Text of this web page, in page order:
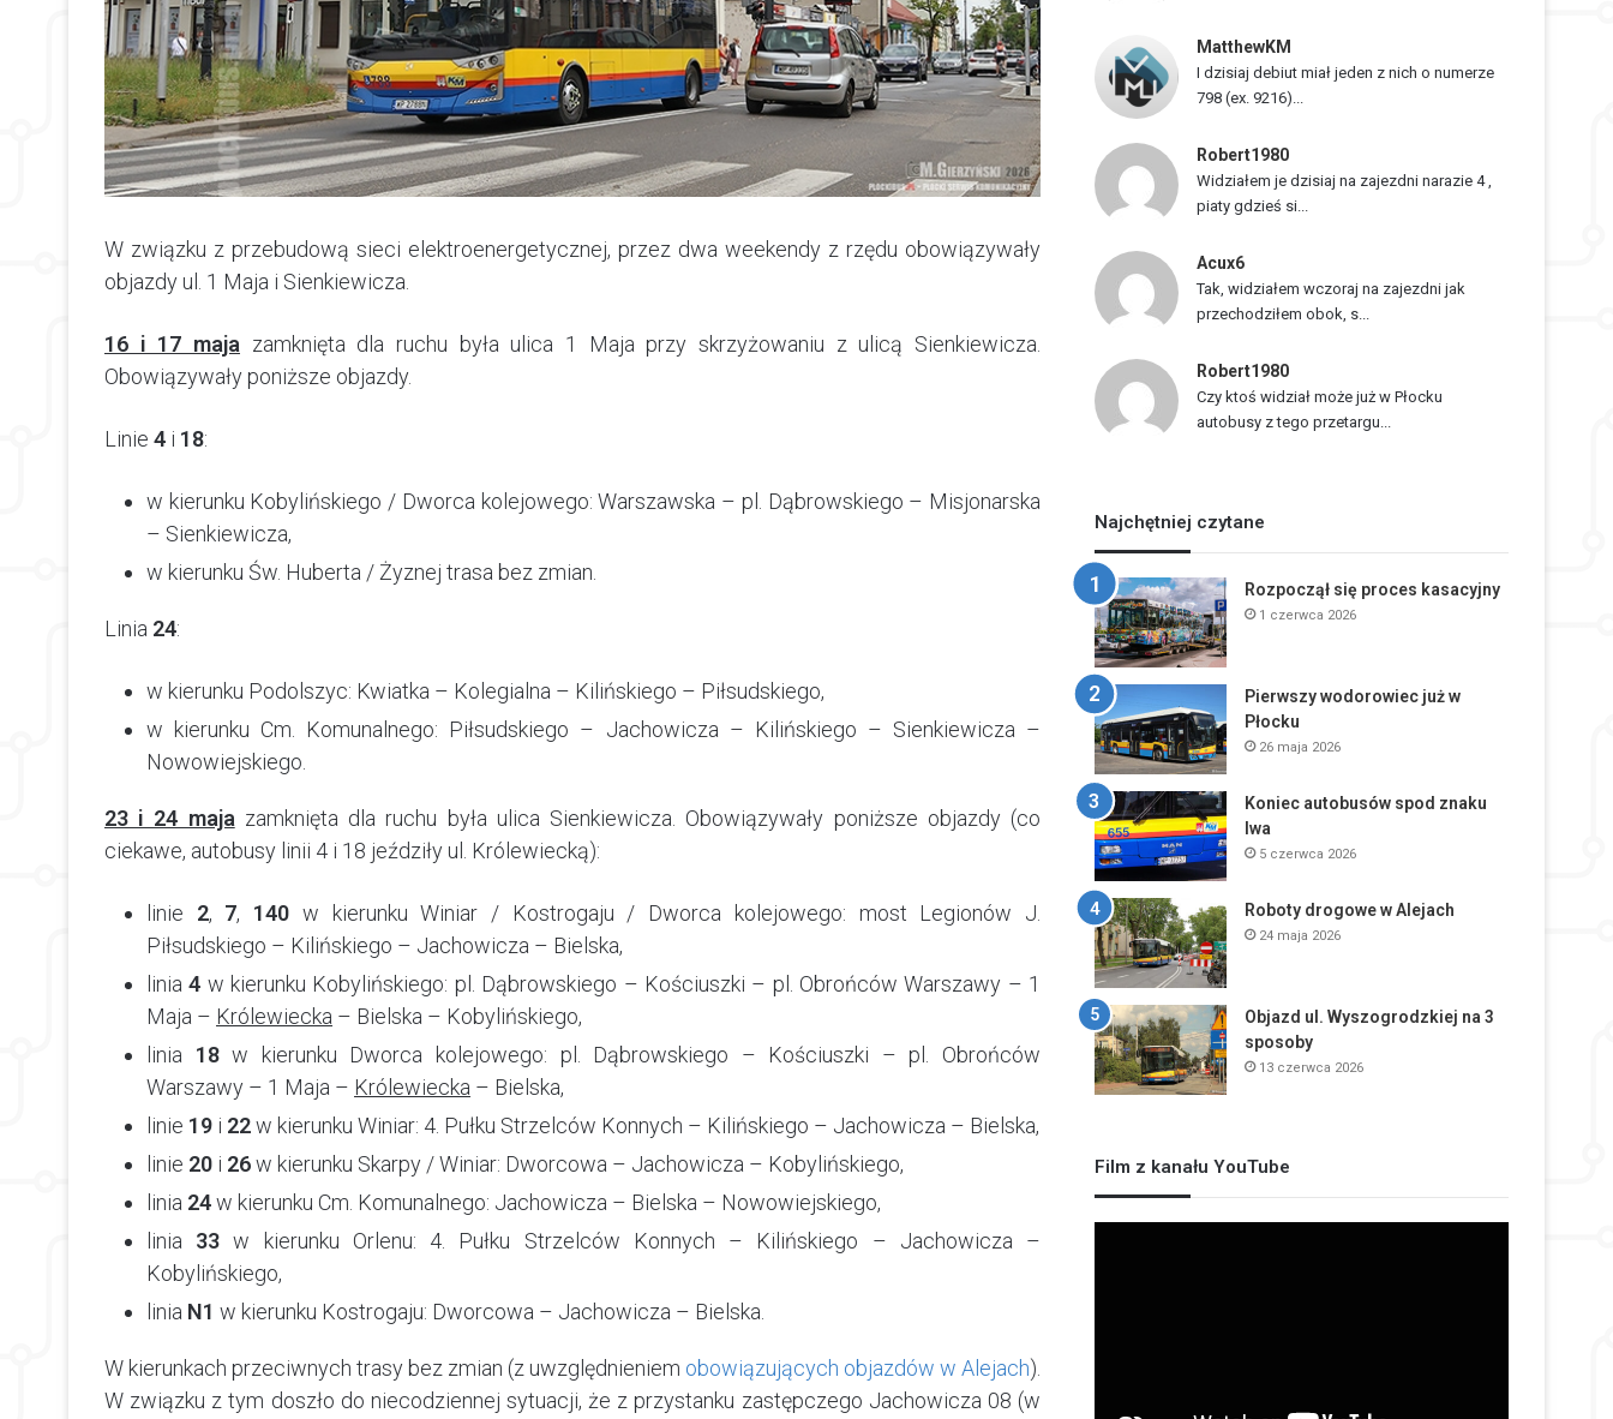
W związku z przebudową sieci elektroenergetycznej, przez dwa weekendy z rzędu obowiązywały
objazdy ul. 1 Maja i Sienkiewicza.
16 i 17 maja zamknięta dla ruchu była ulica 1 Maja przy skrzyżowaniu z ulicą Sienkiewicza.
Obowiązywały poniższe objazdy.
Linie 4 i 18:
w kierunku Kobylińskiego / Dworca kolejowego: Warszawska – pl. Dąbrowskiego – Misjonarska
– Sienkiewicza,
w kierunku Św. Huberta / Żyznej trasa bez zmian.
Linia 24:
w kierunku Podolszyc: Kwiatka – Kolegialna – Kilińskiego – Piłsudskiego,
w kierunku Cm. Komunalnego: Piłsudskiego – Jachowicza – Kilińskiego – Sienkiewicza –
Nowowiejskiego.
23 i 24 majazamknięta dla ruchu była ulica Sienkiewicza. Obowiązywały poniższe objazdy (co
ciekawe, autobusy linii 4 i 18 jeździły ul. Królewiecką):
linie 2, 7, 140 w kierunku Winiar / Kostrogaju / Dworca kolejowego: most Legionów J.
Piłsudskiego – Kilińskiego – Jachowicza – Bielska,
linia4 w kierunku Kobylińskiego: pl. Dąbrowskiego – Kościuszki – pl. Obrońców Warszawy – 1
Maja – Królewiecka – Bielska – Kobylińskiego,
linia 18w kierunku Dworca kolejowego: pl. Dąbrowskiego – Kościuszki – pl. Obrońców
Warszawy – 1 Maja – Królewiecka – Bielska,
linie 19 i 22w kierunku Winiar: 4. Pułku Strzelców Konnych – Kilińskiego – Jachowicza – Bielska,
linie 20 i 26w kierunku Skarpy / Winiar: Dworcowa – Jachowicza – Kobylińskiego,
linia 24w kierunku Cm. Komunalnego: Jachowicza – Bielska – Nowowiejskiego,
linia 33 w kierunku Orlenu: 4. Pułku Strzelców Konnych – Kilińskiego – Jachowicza –
Kobylińskiego,
linia N1 w kierunku Kostrogaju: Dworcowa – Jachowicza – Bielska.
W kierunkach przeciwnych trasy bez zmian (z uwzględnieniem obowiązujących objazdów w Alejach).
W związku z tym doszło do niecodziennej sytuacji, że z przystanku zastępczego Jachowicza 08 (w
MatthewKM
I dzisiaj debiut miał jeden z nich o numerze
798 (ex. 9216)...
Robert1980
Widziałem je dzisiaj na zajezdni narazie 4 ,
piaty gdzieś si...
Acux6
Tak, widziałem wczoraj na zajezdni jak
przechodziłem obok, s...
Robert1980
Czy ktoś widział może już w Płocku
autobusy z tego przetargu...
Najchętniej czytane
Rozpoczął się proces kasacyjny
1 czerwca 2026
Pierwszy wodorowiec już w
Płocku
26 maja 2026
Koniec autobusów spod znaku
lwa
5 czerwca 2026
Roboty drogowe w Alejach
24 maja 2026
Objazd ul. Wyszogrodzkiej na 3
sposoby
13 czerwca 2026
Film z kanału YouTube